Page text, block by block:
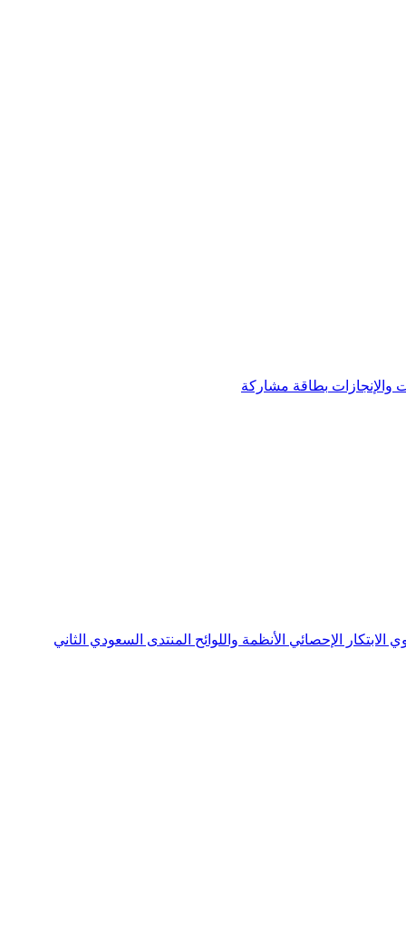
والإنجازات بطاقة مشاركة
الابتكار الإحصائي الأنظمة واللوائح المنتدى السعودي الثاني